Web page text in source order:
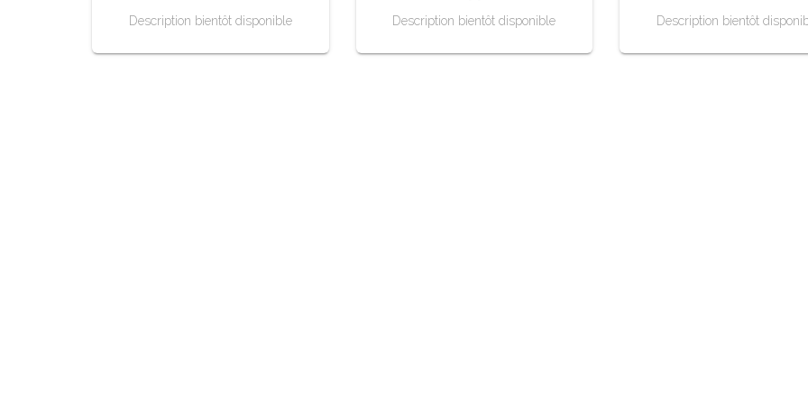
Description bientôt disponible Description bientôt disponible Description bientôt